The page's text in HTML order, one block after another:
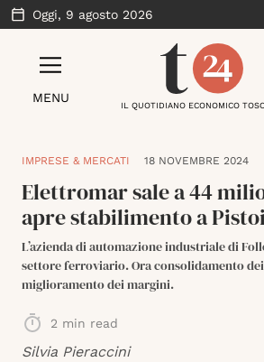
Oggi, 9 agosto 2026
MENU
IL QUOTIDIANO ECONOMICO
IMPRESE & MERCATI 18 NOVEMBRE 2024
Elettromar sale a 44
apre stabilimento a
L’azienda di automazione industriale di
settore ferroviario. Ora consolidamento
miglioramento dei margini.
2 min read
Silvia Pieraccini